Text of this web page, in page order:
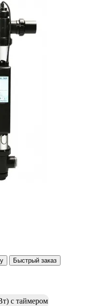
Быстрый заказ
с таймером